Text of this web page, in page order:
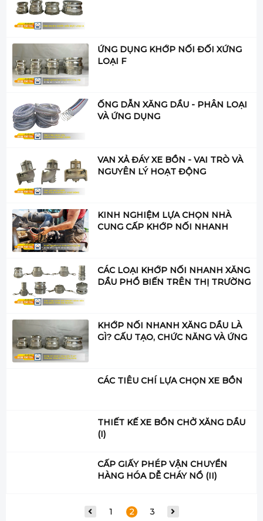
ỨNG DỤNG KHỚP NỐI ĐỐI XỨNG
LOẠI F
ỐNG DẪN XĂNG DẦU - PHÂN LOẠI
VÀ ỨNG DỤNG
VAN XẢ ĐÁY XE BỒN - VAI TRÒ VÀ
NGUYÊN LÝ HOẠT ĐỘNG
KINH NGHIỆM LỰA CHỌN NHÀ
CUNG CẤP KHỚP NỐI NHANH
CÁC LOẠI KHỚP NỐI NHANH XĂNG
DẦU PHỔ BIẾN TRÊN THỊ TRƯỜNG
KHỚP NỐI NHANH XĂNG DẦU LÀ
GÌ? CẤU TẠO, CHỨC NĂNG VÀ ỨNG
CÁC TIÊU CHÍ LỰA CHỌN XE BỒN
THIẾT KẾ XE BỒN CHỞ XĂNG DẦU
(I)
CẤP GIẤY PHÉP VẬN CHUYỂN